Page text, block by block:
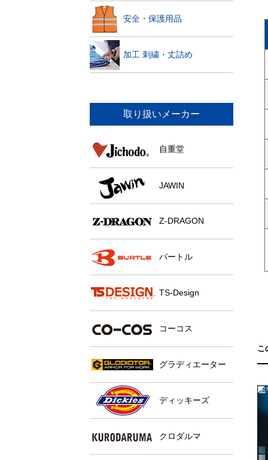
安全・保護用品
加工 刺繍・丈詰め
取り扱いメーカー
自重堂
JAWIN
Z-DRAGON
バートル
TS-Design
コーコス
グラディエーター
ディッキーズ
クロダルマ
こ